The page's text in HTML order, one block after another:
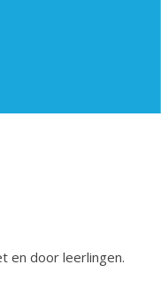
en door leerlingen.